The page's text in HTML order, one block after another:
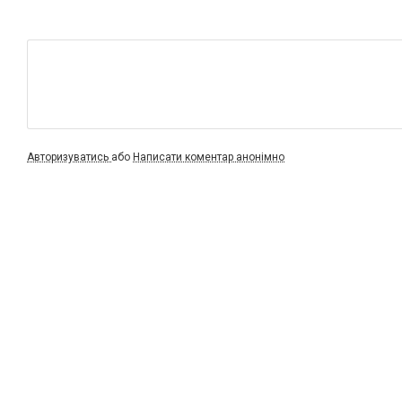
Авторизуватись або Написати коментар анонімно